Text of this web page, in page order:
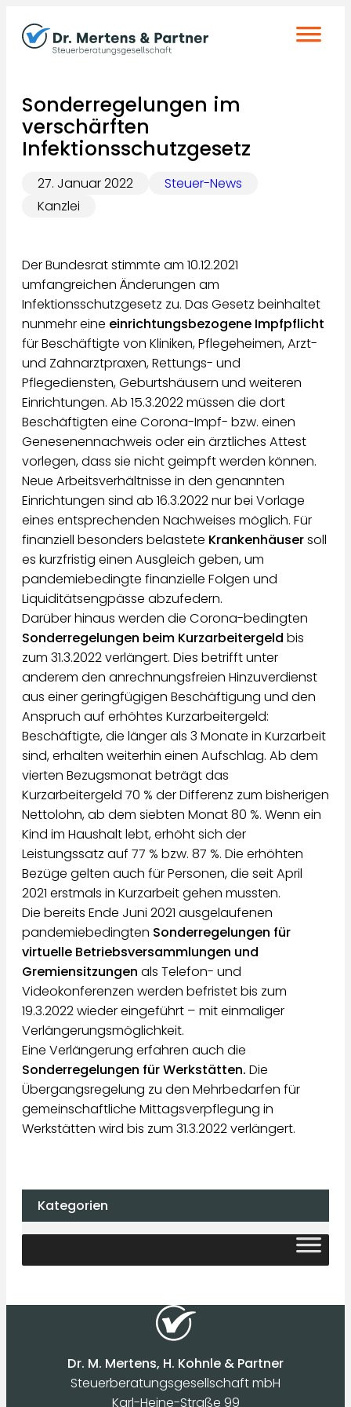
Inhalt
springen
Sonderregelungen im
verschärften
Infektionsschutzgesetz
27. Januar 2022
Steuer-News
Kanzlei
Der Bundesrat stimmte am 10.12.2021
umfangreichen Änderungen am
Infektionsschutzgesetz zu. Das Gesetz beinhaltet
nunmehr eine einrichtungsbezogene Impfpflicht
für Beschäftigte von Kliniken, Pflegeheimen, Arzt-
und Zahnarztpraxen, Rettungs- und
Pflegediensten, Geburtshäusern und weiteren
Einrichtungen. Ab 15.3.2022 müssen die dort
Beschäftigten eine Corona-Impf- bzw. einen
Genesenennachweis oder ein ärztliches Attest
vorlegen, dass sie nicht geimpft werden können.
Neue Arbeitsverhältnisse in den genannten
Einrichtungen sind ab 16.3.2022 nur bei Vorlage
eines entsprechenden Nachweises möglich. Für
finanziell besonders belastete Krankenhäusersoll
es kurzfristig einen Ausgleich geben, um
pandemiebedingte finanzielle Folgen und
Liquiditätsengpässe abzufedern.
Darüber hinaus werden die Corona-bedingten
Sonderregelungen beim Kurzarbeitergeld bis
zum 31.3.2022 verlängert. Dies betrifft unter
anderem den anrechnungsfreien Hinzuverdienst
aus einer geringfügigen Beschäftigung und den
Anspruch auf erhöhtes Kurzarbeitergeld:
Beschäftigte, die länger als 3 Monate in Kurzarbeit
sind, erhalten weiterhin einen Aufschlag. Ab dem
vierten Bezugsmonat beträgt das
Kurzarbeitergeld 70 % der Differenz zum bisherigen
Nettolohn, ab dem siebten Monat 80 %. Wenn ein
Kind im Haushalt lebt, erhöht sich der
Leistungssatz auf 77 % bzw. 87 %. Die erhöhten
Bezüge gelten auch für Personen, die seit April
2021 erstmals in Kurzarbeit gehen mussten.
Die bereits Ende Juni 2021 ausgelaufenen
pandemiebedingten Sonderregelungen für
virtuelle Betriebsversammlungen und
Gremiensitzungen als Telefon- und
Videokonferenzen werden befristet bis zum
19.3.2022 wieder eingeführt – mit einmaliger
Verlängerungsmöglichkeit.
Eine Verlängerung erfahren auch die
Sonderregelungen für Werkstätten. Die
Übergangsregelung zu den Mehrbedarfen für
gemeinschaftliche Mittagsverpflegung in
Werkstätten wird bis zum 31.3.2022 verlängert.
Kategorien
Dr. M. Mertens, H. Kohnle & Partner
Steuerberatungsgesellschaft mbH
Karl-Heine-Straße 99